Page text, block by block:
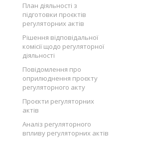
План діяльності з
підготовки проєктів
регуляторних актів
Рішення відповідальної
комісії щодо регуляторної
діяльності
Повідомлення про
оприлюднення проєкту
регуляторного акту
Проєкти регуляторних
актів
Аналіз регуляторного
впливу регуляторних актів